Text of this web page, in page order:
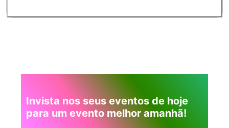
Invista nos seus eventos de hoje
para um evento melhor amanhã!